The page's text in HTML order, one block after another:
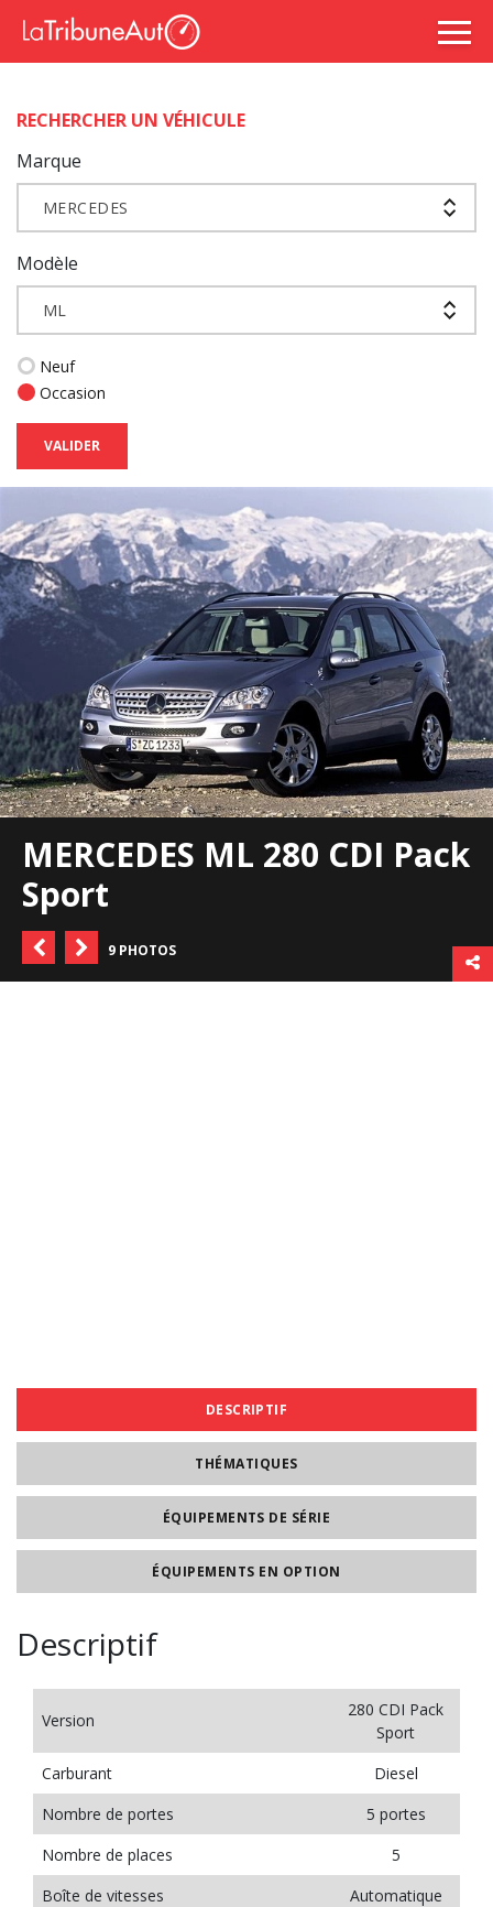
RECHERCHER UN VÉHICULE
Marque
MERCEDES
Modèle
ML
Neuf
Occasion
VALIDER
MERCEDES ML 280 CDI Pack
Sport
9 PHOTOS
DESCRIPTIF
THÉMATIQUES
ÉQUIPEMENTS DE SÉRIE
ÉQUIPEMENTS EN OPTION
Descriptif
Version
280 CDI Pack
Sport
Carburant
Diesel
Nombre de portes
5 portes
Nombre de places
5
Boîte de vitesses
Automatique